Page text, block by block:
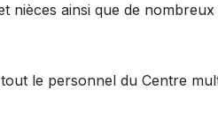
nièces ainsi que de
le personnel du Centre